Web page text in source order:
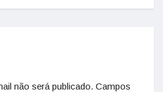
não será publicado. Campos